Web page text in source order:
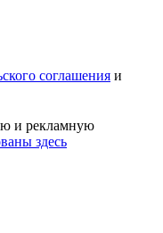
соглашения и
и рекламную
здесь